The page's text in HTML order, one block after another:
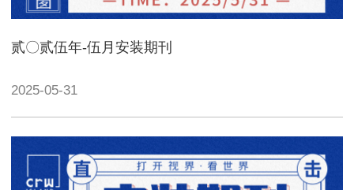
贰〇贰伍年-伍月安装期刊
2025-05-31